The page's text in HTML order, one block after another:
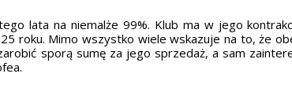
lata na niemalże 99%. Klub ma w jego
roku. Mimo wszystko wiele wskazuje na to, że
sporą sumę za jego sprzedaż, a sam